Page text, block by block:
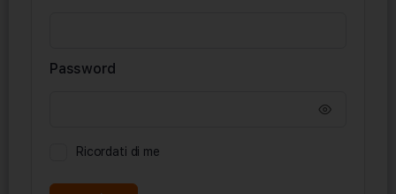
Password
Ricordati di me